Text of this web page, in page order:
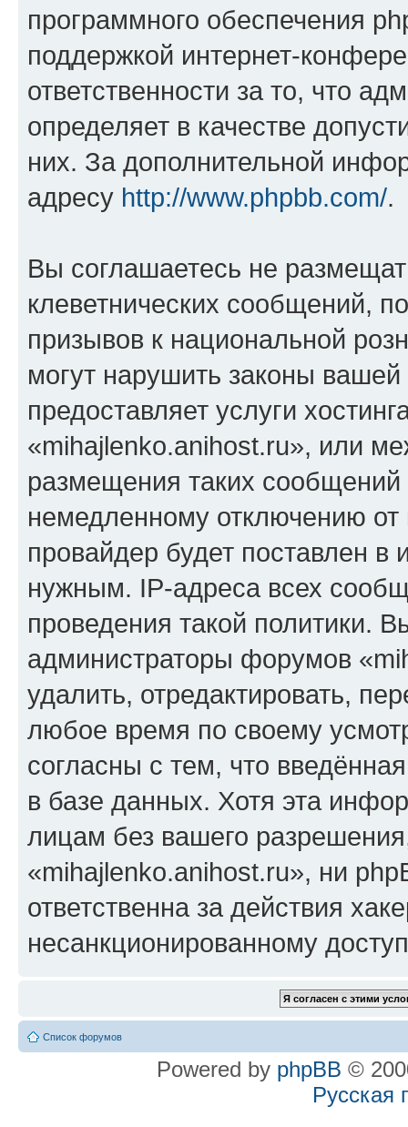
программного обеспечения
поддержкой интернет-
ответственности за то, что
определяет в качестве
них. За дополнительной
адресу http://www.phpbb.com/.
Вы соглашаетесь не
клеветнических сообщений,
призывов к национальной
могут нарушить законы
предоставляет услуги
«mihajlenko.anihost.ru», или
размещения таких
немедленному отключению
провайдер будет поставлен в
нужным. IP-адреса всех
проведения такой политики.
администраторы форумов
удалить, отредактировать,
любое время по своему
согласны с тем, что
в базе данных. Хотя эта
лицам без вашего
«mihajlenko.anihost.ru», ни
ответственна за действия
несанкционированному
Список форумов
Powered by phpBB ©
Русская